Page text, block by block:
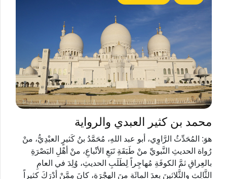
محمد بن كثير العبدي والرواية
هوَ: المُحَدِّثُ الرَّاوِي، أبو عبد اللهِ، مُحَمَّدُ بنُ كَثيرٍ العبْدِيُّ، منْ
رُواة الحديثِ النَّبويِّ منْ طَبَقَةِ تَبَعِ الأتْباعِ، منْ أهْلِ البَصْرَةِ
بالعِراقِ ثمَّ الكوفَةِ مُهاجِراً لِطَلَبِ الحديثِ، وُلِدَ في العامِ
الثَّالِثِ والثَّلاثينَ بعدَ المائَةِ منَ الهِجْرَةِ، كانَ مِمَّنْ أدْرَكَ كثيراً